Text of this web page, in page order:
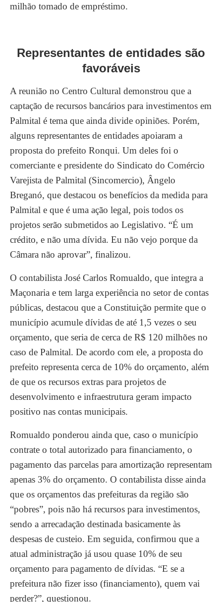
milhão tomado de empréstimo.
Representantes de entidades são
favoráveis
A reunião no Centro Cultural demonstrou que a
captação de recursos bancários para investimentos em
Palmital é tema que ainda divide opiniões. Porém,
alguns representantes de entidades apoiaram a
proposta do prefeito Ronqui. Um deles foi o
comerciante e presidente do Sindicato do Comércio
Varejista de Palmital (Sincomercio), Ângelo
Breganó, que destacou os benefícios da medida para
Palmital e que é uma ação legal, pois todos os
projetos serão submetidos ao Legislativo. “É um
crédito, e não uma dívida. Eu não vejo porque da
Câmara não aprovar”, finalizou.
O contabilista José Carlos Romualdo, que integra a
Maçonaria e tem larga experiência no setor de contas
públicas, destacou que a Constituição permite que o
município acumule dívidas de até 1,5 vezes o seu
orçamento, que seria de cerca de R$ 120 milhões no
caso de Palmital. De acordo com ele, a proposta do
prefeito representa cerca de 10% do orçamento, além
de que os recursos extras para projetos de
desenvolvimento e infraestrutura geram impacto
positivo nas contas municipais.
Romualdo ponderou ainda que, caso o município
contrate o total autorizado para financiamento, o
pagamento das parcelas para amortização representam
apenas 3% do orçamento. O contabilista disse ainda
que os orçamentos das prefeituras da região são
“pobres”, pois não há recursos para investimentos,
sendo a arrecadação destinada basicamente às
despesas de custeio. Em seguida, confirmou que a
atual administração já usou quase 10% de seu
orçamento para pagamento de dívidas. “E se a
prefeitura não fizer isso (financiamento), quem vai
perder?”, questionou.